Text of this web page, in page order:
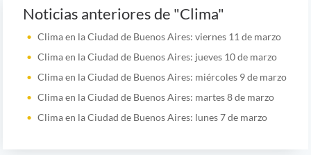
Noticias anteriores de "Clima"
Clima en la Ciudad de Buenos Aires: viernes 11 de marzo
Clima en la Ciudad de Buenos Aires: jueves 10 de marzo
Clima en la Ciudad de Buenos Aires: miércoles 9 de marzo
Clima en la Ciudad de Buenos Aires: martes 8 de marzo
Clima en la Ciudad de Buenos Aires: lunes 7 de marzo